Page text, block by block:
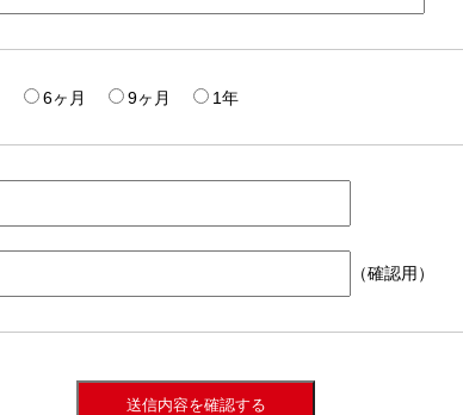
6ヶ月 9ヶ月 1年
（確認用）
送信内容を確認する